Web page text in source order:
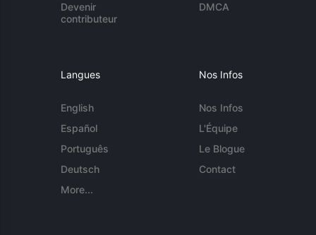
Devenir
contributeur
DMCA
Langues
English
Español
Português
Deutsch
More...
Nos Infos
Nos Infos
L'Équipe
Le Blogue
Contact